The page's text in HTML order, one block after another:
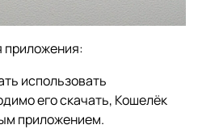
приложения:
использовать
его скачать, Кошелёк
приложением.